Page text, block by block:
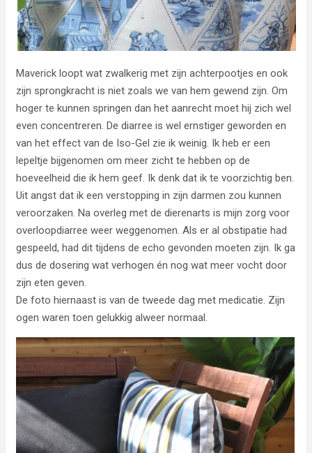
Maverick loopt wat zwalkerig met zijn achterpootjes en ook
zijn sprongkracht is niet zoals we van hem gewend zijn. Om
hoger te kunnen springen dan het aanrecht moet hij zich wel
even concentreren. De diarree is wel ernstiger geworden en
van het effect van de Iso-Gel zie ik weinig. Ik heb er een
lepeltje bijgenomen om meer zicht te hebben op de
hoeveelheid die ik hem geef. Ik denk dat ik te voorzichtig ben.
Uit angst dat ik een verstopping in zijn darmen zou kunnen
veroorzaken. Na overleg met de dierenarts is mijn zorg voor
overloopdiarree weer weggenomen. Als er al obstipatie had
gespeeld, had dit tijdens de echo gevonden moeten zijn. Ik ga
dus de dosering wat verhogen én nog wat meer vocht door
zijn eten geven.
De foto hiernaast is van de tweede dag met medicatie. Zijn
ogen waren toen gelukkig alweer normaal.